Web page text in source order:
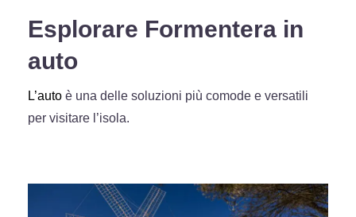
Esplorare Formentera in
auto
L’auto è una delle soluzioni più comode e versatili
per visitare l’isola.